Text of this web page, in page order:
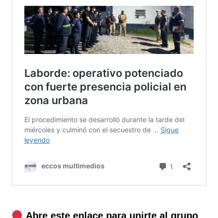
Abre este enlace para unirte al grupo